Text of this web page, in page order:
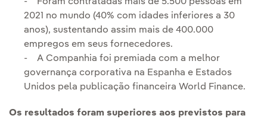
2021 no mundo (40% com idades inferiores a 30
anos), sustentando assim mais de 400.000
empregos em seus fornecedores.
- A Companhia foi premiada com a melhor
governança corporativa na Espanha e Estados
Unidos pela publicação financeira World Finance.
Os resultados foram superiores aos previstos para